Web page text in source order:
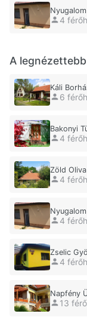
4
A
Káli
6
Bakonyi
4
Zöld
4
4
Zselic
4
Napfény
13